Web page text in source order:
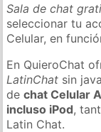
Sala de chat
seleccionar tu
Celular, en
En QuieroChat
LatinChat sin
dechat Celular
incluso iPod,
Latin Chat.